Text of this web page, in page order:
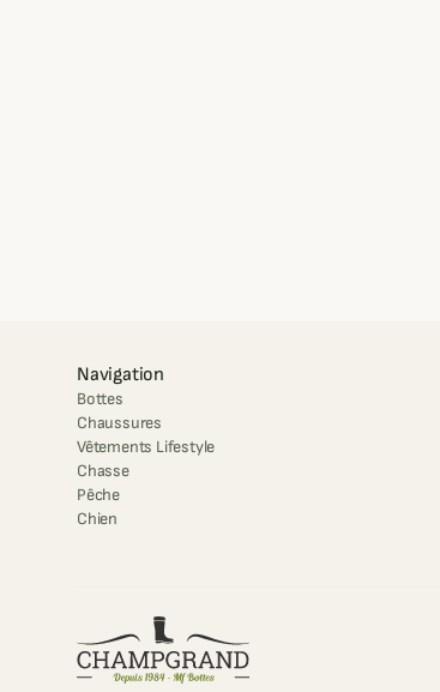
Navigation
Bottes
Chaussures
Vêtements Lifestyle
Chasse
Pêche
Chien